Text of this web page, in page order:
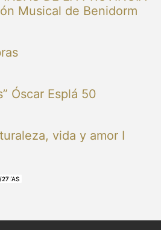
Musical de Benidorm
27
Óscar Esplá 50
27
vida y amor I
27
27